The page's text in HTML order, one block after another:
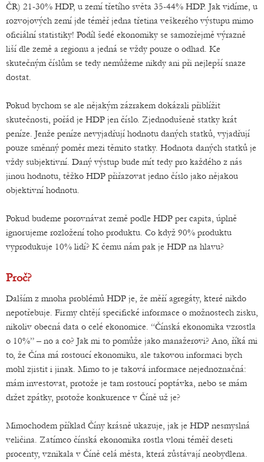
ČR) 21-30% HDP, u zemí třetího světa 35-44% HDP. Jak vidíme, u
rozvojových zemí jde téměř jedna třetina veškerého výstupu mimo
oficiální statistiky! Podíl šedé ekonomiky se samozřejmě výrazně
liší dle země a regionu a jedná se vždy pouze o odhad. Ke
skutečným číslům se tedy nemůžeme nikdy ani při nejlepší snaze
dostat.
Pokud bychom se ale nějakým zázrakem dokázali přiblížit
skutečnosti, pořád je HDP jen číslo. Zjednodušeně statky krát
peníze. Jenže peníze nevyjadřují hodnotu daných statků, vyjadřují
pouze směnný poměr mezi těmito statky. Hodnota daných statků je
vždy subjektivní. Daný výstup bude mít tedy pro každého z nás
jinou hodnotu, těžko HDP přiřazovat jedno číslo jako nějakou
objektivní hodnotu.
Pokud budeme porovnávat země podle HDP per capita, úplně
ignorujeme rozložení toho produktu. Co když 90% produktu
vyprodukuje 10% lidí? K čemu nám pak je HDP na hlavu?
Proč?
Dalším z mnoha problémů HDP je, že měří agregáty, které nikdo
nepotřebuje. Firmy chtějí specifické informace o možnostech zisku,
nikoliv obecná data o celé ekonomice. “Čínská ekonomika vzrostla
o 10%” – no a co? Jak mi to pomůže jako manažerovi? Ano, říká mi
to, že Čína má rostoucí ekonomiku, ale takovou informaci bych
mohl zjistit i jinak. Mimo to je taková informace nejednoznačná:
mám investovat, protože je tam rostoucí poptávka, nebo se mám
držet zpátky, protože konkurence v Číně už je?
Mimochodem příklad Číny krásně ukazuje, jak je HDP nesmyslná
veličina. Zatímco čínská ekonomika rostla vloni téměř deseti
procenty, vznikala v Číně celá města, která zůstávají neobydlena.